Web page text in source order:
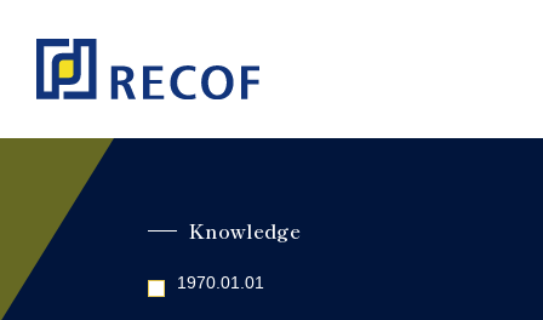
Knowledge
1970.01.01